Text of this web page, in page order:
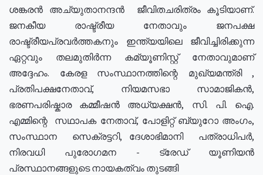
ശങ്കരൻ അച്യുതാനന്ദൻ ജീവിതചരിത്രം കൂടിയാണ്.
ജനകീയ രാഷ്ട്രീയ നേതാവും ജനപക്ഷ
രാഷ്ട്രീയപ്രവർത്തകനും ഇന്ത്യയിലെ ജീവിച്ചിരിക്കുന്ന
ഏറ്റവും തലമുതിർന്ന കമ്യൂണിസ്റ്റ് നേതാവുമാണ്
അദ്ദേഹം. കേരള സംസ്ഥാനത്തിന്റെ മുഖ്യമന്ത്രി ,
പ്രതിപക്ഷനേതാവ്, നിയമസഭാ സാമാജികൻ,
ഭരണപരിഷ്കാര കമ്മീഷൻ അധ്യക്ഷൻ, സി. പി. ഐ.
എമ്മിന്റെ സഥാപക നേതാവ്, പോളിറ്റ് ബ്യുറോ അംഗം,
സംസ്ഥാന സെക്രട്ടറി, ദേശാഭിമാനി പത്രാധിപർ,
നിരവധി പുരോഗമന - ട്രേഡ് യൂണിയൻ
പ്രസ്ഥാനങ്ങളുടെ നായകത്വം തുടങ്ങി